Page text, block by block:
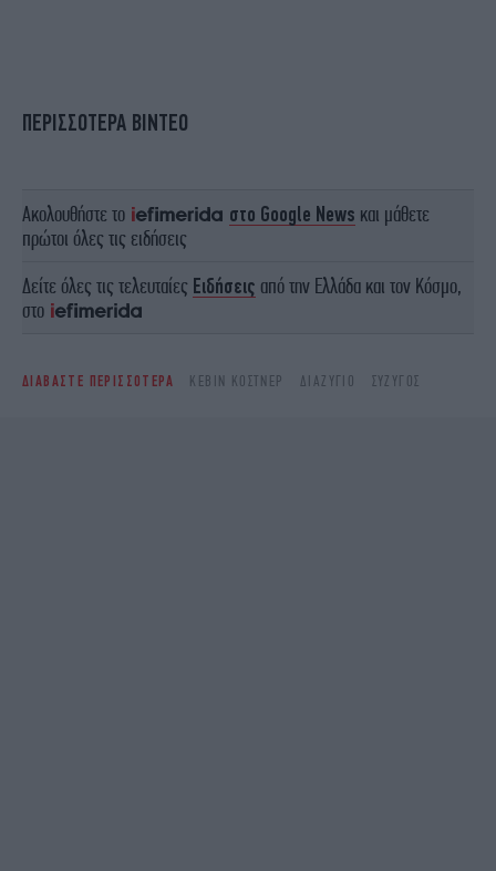
ΠΕΡΙΣΣΟΤΕΡΑ ΒΙΝΤΕΟ
Ακολουθήστε το στο Google News και μάθετε
πρώτοι όλες τις ειδήσεις
Δείτε όλες τις τελευταίες Ειδήσεις από την Ελλάδα και τον Κόσμο,
στο
ΔΙΑΒΑΣΤΕ ΠΕΡΙΣΣΟΤΕΡΑ ΚΈΒΙΝ ΚΌΣΤΝΕΡ ΔΙΑΖΎΓΙΟ ΣΎΖΥΓΟΣ